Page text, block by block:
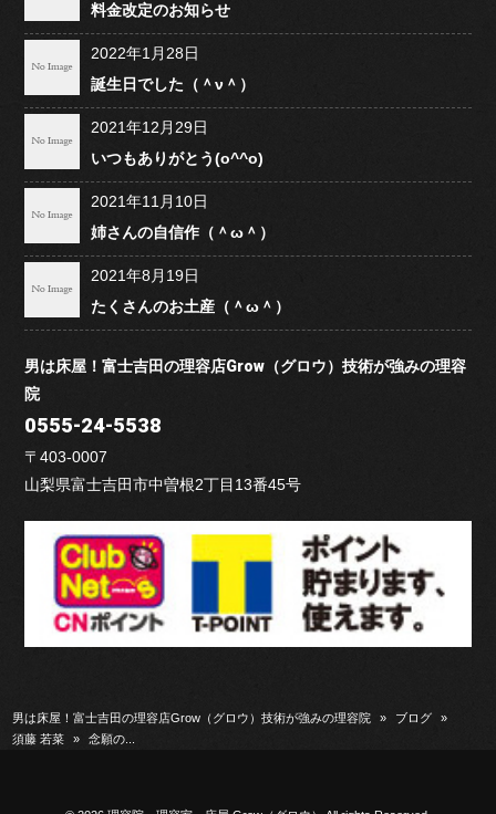
料金改定のお知らせ
2022年1月28日
誕生日でした（＾ν＾）
2021年12月29日
いつもありがとう(o^^o)
2021年11月10日
姉さんの自信作（＾ω＾）
2021年8月19日
たくさんのお土産（＾ω＾）
男は床屋！富士吉田の理容店Grow（グロウ）技術が強みの理容
院
0555-24-5538
〒403-0007
山梨県富士吉田市中曽根2丁目13番45号
男は床屋！富士吉田の理容店Grow（グロウ）技術が強みの理容院 » ブログ
»
須藤 若菜
» 念願の...